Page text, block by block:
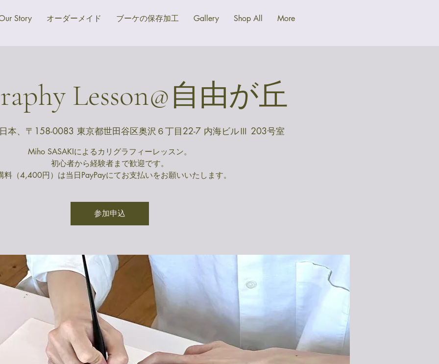
Story オーダーメイド ブーケの保存加工 Gallery Shop All More
Lesson@自由が丘
本、〒158-0083 東京都世田谷区奥沢６丁目22-7 内海ビルⅢ 203号室
Miho SASAKIによるカリグラフィーレッスン。
初心者から経験者まで歓迎です。
料（4,400円）は当日PayPayにてお支払いをお願いいたします。
参加申込